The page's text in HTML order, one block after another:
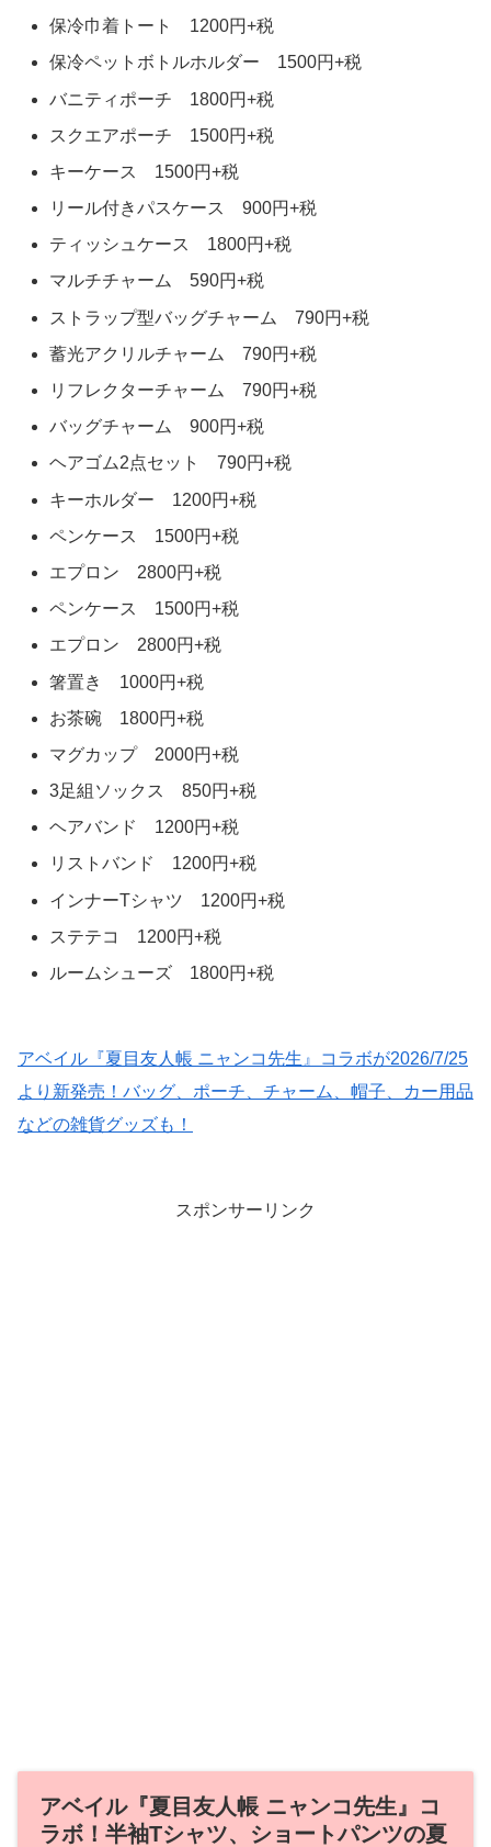
保冷巾着トート 1200円+税
保冷ペットボトルホルダー 1500円+税
バニティポーチ 1800円+税
スクエアポーチ 1500円+税
キーケース 1500円+税
リール付きパスケース 900円+税
ティッシュケース 1800円+税
マルチチャーム 590円+税
ストラップ型バッグチャーム 790円+税
蓄光アクリルチャーム 790円+税
リフレクターチャーム 790円+税
バッグチャーム 900円+税
ヘアゴム2点セット 790円+税
キーホルダー 1200円+税
ペンケース 1500円+税
エプロン 2800円+税
ペンケース 1500円+税
エプロン 2800円+税
箸置き 1000円+税
お茶碗 1800円+税
マグカップ 2000円+税
3足組ソックス 850円+税
ヘアバンド 1200円+税
リストバンド 1200円+税
インナーTシャツ 1200円+税
ステテコ 1200円+税
ルームシューズ 1800円+税
アベイル『夏目友人帳 ニャンコ先生』コラボが2026/7/25
より新発売！バッグ、ポーチ、チャーム、帽子、カー用品
などの雑貨グッズも！
スポンサーリンク
アベイル『夏目友人帳 ニャンコ先生』コ
ラボ！半袖Tシャツ、ショートパンツの夏